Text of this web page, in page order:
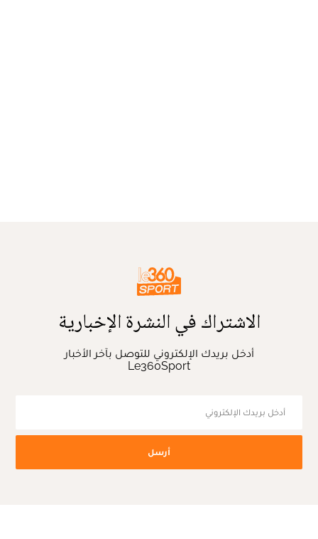
الاشتراك في النشرة الإخبارية
أدخل بريدك الإلكتروني للتوصل بآخر الأخبار
Le360Sport
أرسل